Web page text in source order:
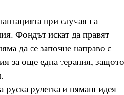
при случая на
Фондът искат да правят
да се започне направо с
за още една терапия, защото
руска рулетка и нямаш идея